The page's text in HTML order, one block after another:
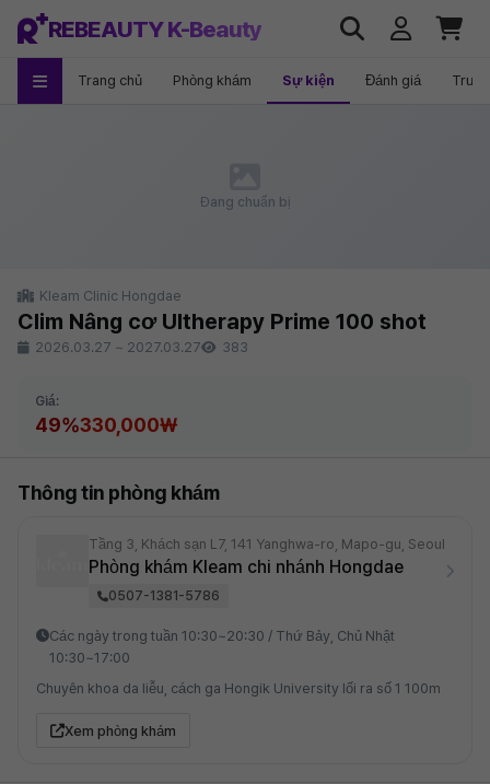
REBEAUTY K-Beauty
Trang chủ Phòng khám Sự kiện Đánh giá
Đang chuẩn bị
Kleam Clinic Hongdae
Clim Nâng cơ Ultherapy Prime 100 shot
2026.03.27 ~ 2027.03.27 383
Giá:
49%330,000₩
Thông tin phòng khám
Tầng 3, Khách sạn L7, 141 Yanghwa-ro, Mapo-gu, Seoul
Phòng khám Kleam chi nhánh Hongdae
0507-1381-5786
Các ngày trong tuần 10:30~20:30 / Thứ Bảy, Chủ Nhật
10:30~17:00
Chuyên khoa da liễu, cách ga Hongik University lối ra số 1 100m
Xem phòng khám